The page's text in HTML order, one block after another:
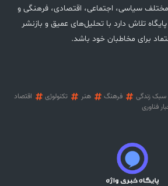
سیاسی، اجتماعی، اقتصادی، فرهنگی و
تلاش دارد با تحلیل‌های عمیق و بازنشر
برای مخاطبان خود باشد.
سبک زندگی فرهنگ هنر تکنولوژی
اقتصاد
فناوری